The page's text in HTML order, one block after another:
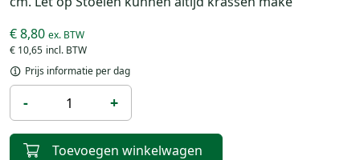
€ 10,65
€ 8,80
Prijs informatie per dag
- +
Toevoegen winkelwagen